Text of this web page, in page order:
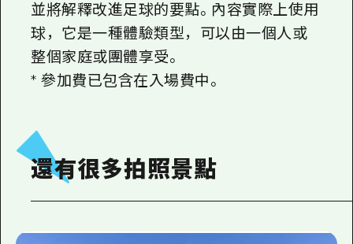
並將解釋改進足球的要點。內容實際上使用
球，它是一種體驗類型，可以由一個人或
整個家庭或團體享受。
* 參加費已包含在入場費中。
還有很多拍照景點